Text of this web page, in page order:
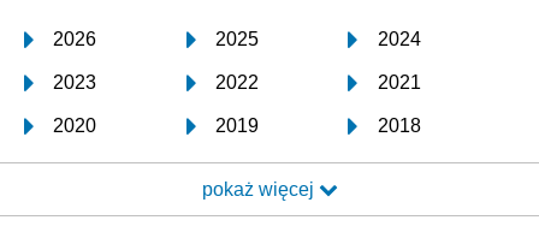
2026 2025 2024
2023 2022 2021
2020 2019 2018
2017 2016 2015
2014 2013 2012
pokaż więcej